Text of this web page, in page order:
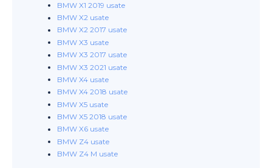
BMW X1 2019 usate
BMW X2 usate
BMW X2 2017 usate
BMW X3 usate
BMW X3 2017 usate
BMW X3 2021 usate
BMW X4 usate
BMW X4 2018 usate
BMW X5 usate
BMW X5 2018 usate
BMW X6 usate
BMW Z4 usate
BMW Z4 M usate